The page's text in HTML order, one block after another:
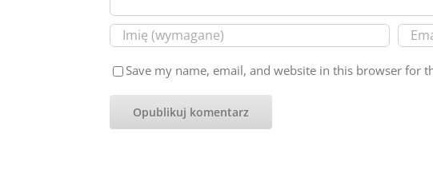
Save my name, email, and website in this browser for